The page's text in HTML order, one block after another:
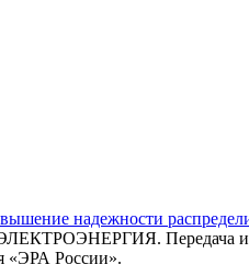
надежности
Передача и
России».